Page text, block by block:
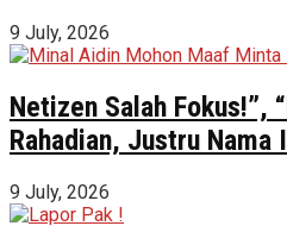
9 July, 2026
Netizen Salah Fokus!”,
Rahadian, Justru Nama
9 July, 2026